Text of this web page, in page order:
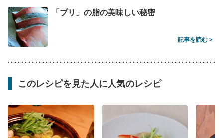
「ブリ」の脂の美味しい秘密
記事を読む >
このレシピを見た人に人気のレシピ